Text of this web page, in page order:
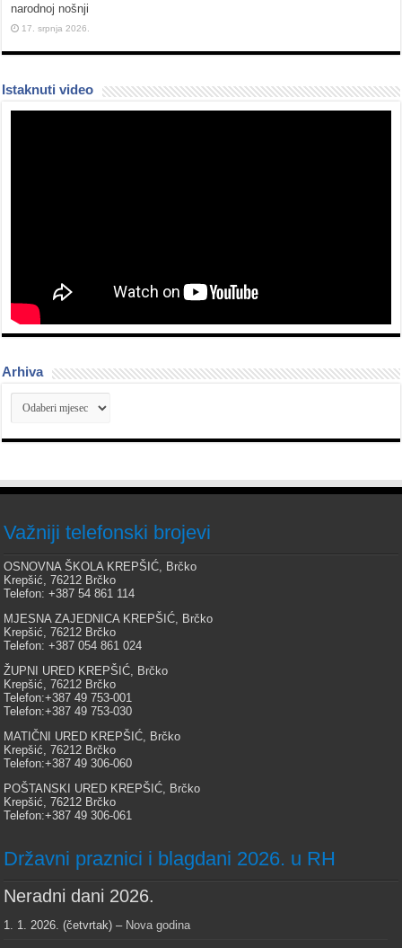
narodnoj nošnji
17. srpnja 2026.
Istaknuti video
Arhiva
Arhiva
Važniji telefonski brojevi
OSNOVNA ŠKOLA KREPŠIĆ, Brčko
Krepšić, 76212 Brčko
Telefon: +387 54 861 114
MJESNA ZAJEDNICA KREPŠIĆ, Brčko
Krepšić, 76212 Brčko
Telefon: +387 054 861 024
ŽUPNI URED KREPŠIĆ, Brčko
Krepšić, 76212 Brčko
Telefon:+387 49 753-001
Telefon:+387 49 753-030
MATIČNI URED KREPŠIĆ, Brčko
Krepšić, 76212 Brčko
Telefon:+387 49 306-060
POŠTANSKI URED KREPŠIĆ, Brčko
Krepšić, 76212 Brčko
Telefon:+387 49 306-061
Državni praznici i blagdani 2026. u RH
Neradni dani 2026.
1. 1. 2026. (četvrtak) – Nova godina